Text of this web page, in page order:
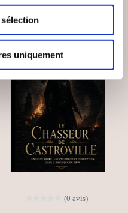
uniquement
(0 avis)